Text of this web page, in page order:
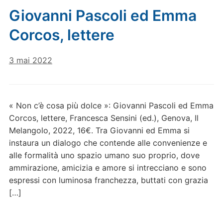
Giovanni Pascoli ed Emma
Corcos, lettere
3 mai 2022
« Non c’è cosa più dolce »: Giovanni Pascoli ed Emma
Corcos, lettere, Francesca Sensini (ed.), Genova, Il
Melangolo, 2022, 16€. Tra Giovanni ed Emma si
instaura un dialogo che contende alle convenienze e
alle formalità uno spazio umano suo proprio, dove
ammirazione, amicizia e amore si intrecciano e sono
espressi con luminosa franchezza, buttati con grazia
[…]